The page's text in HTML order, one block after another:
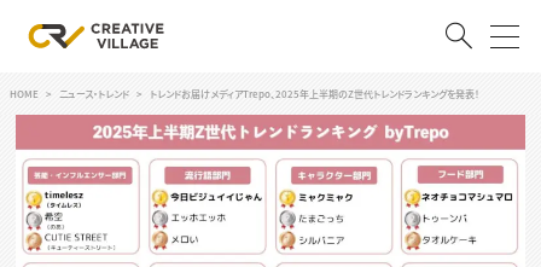
ログイン 会員登録
RECRUIT
HOME ニュース・トレンド トレンドお届けメディアTrepo、2025年上半期のZ世代トレンドランキングを発表！